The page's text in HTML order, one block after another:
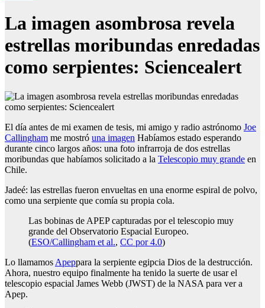
La imagen asombrosa revela
estrellas moribundas enredadas
como serpientes: Sciencealert
El día antes de mi examen de tesis, mi amigo y radio astrónomo Joe
Callingham me mostró una imagen Habíamos estado esperando
durante cinco largos años: una foto infrarroja de dos estrellas
moribundas que habíamos solicitado a la Telescopio muy grande en
Chile.
Jadeé: las estrellas fueron envueltas en una enorme espiral de polvo,
como una serpiente que comía su propia cola.
Las bobinas de APEP capturadas por el telescopio muy
grande del Observatorio Espacial Europeo.
(ESO/Callingham et al., CC por 4.0)
Lo llamamos Apeppara la serpiente egipcia Dios de la destrucción.
Ahora, nuestro equipo finalmente ha tenido la suerte de usar el
telescopio espacial James Webb (JWST) de la NASA para ver a
Apep.